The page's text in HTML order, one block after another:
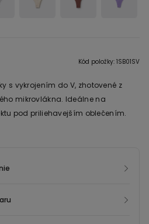
Kód položky: 1SB01SV
s vykrojením do V, zhotovené z
mikrovlákna. Ideálne na
pod priliehavejším oblečením.
nylon Econyl ®, regenerovaný z
ako pôvodný nylon, ale je možné